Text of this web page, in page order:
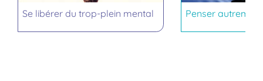
Se libérer du trop-plein mental Penser